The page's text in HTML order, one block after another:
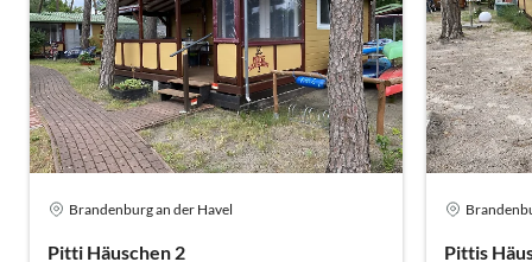
Brandenburg an der Havel
Pitti Häuschen 2 Pittis